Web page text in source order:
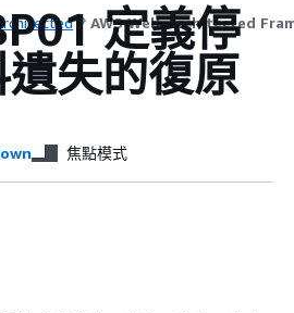
AWS Well-Architected
定義停
失的復原
焦點模式